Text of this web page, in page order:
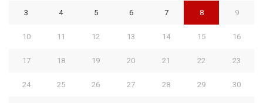
3 4 5 6 7 8 9
10 11 12 13 14 15 16
17 18 19 20 21 22 23
24 25 26 27 28 29 30